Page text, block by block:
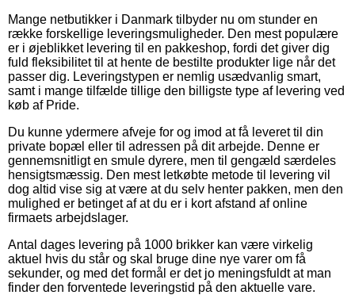
Mange netbutikker i Danmark tilbyder nu om stunder en
række forskellige leveringsmuligheder. Den mest populære
er i øjeblikket levering til en pakkeshop, fordi det giver dig
fuld fleksibilitet til at hente de bestilte produkter lige når det
passer dig. Leveringstypen er nemlig usædvanlig smart,
samt i mange tilfælde tillige den billigste type af levering ved
køb af Pride.
Du kunne ydermere afveje for og imod at få leveret til din
private bopæl eller til adressen på dit arbejde. Denne er
gennemsnitligt en smule dyrere, men til gengæld særdeles
hensigtsmæssig. Den mest letkøbte metode til levering vil
dog altid vise sig at være at du selv henter pakken, men den
mulighed er betinget af at du er i kort afstand af online
firmaets arbejdslager.
Antal dages levering på 1000 brikker kan være virkelig
aktuel hvis du står og skal bruge dine nye varer om få
sekunder, og med det formål er det jo meningsfuldt at man
finder den forventede leveringstid på den aktuelle vare.